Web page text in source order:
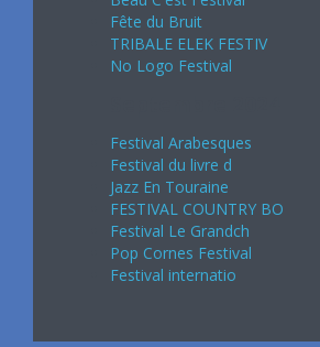
Fête du Bruit
TRIBALE ELEK FESTIV
No Logo Festival
Festival Arabesques
Festival du livre d
Jazz En Touraine
FESTIVAL COUNTRY BO
Festival Le Grandch
Pop Cornes Festival
Festival internatio